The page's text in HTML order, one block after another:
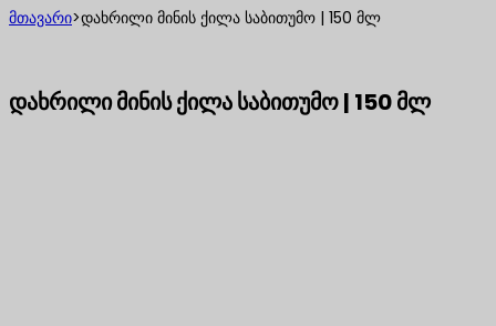
მთავარი>დახრილი მინის ქილა საბითუმო | 150 მლ
დახრილი მინის ქილა საბითუმო | 150 მლ